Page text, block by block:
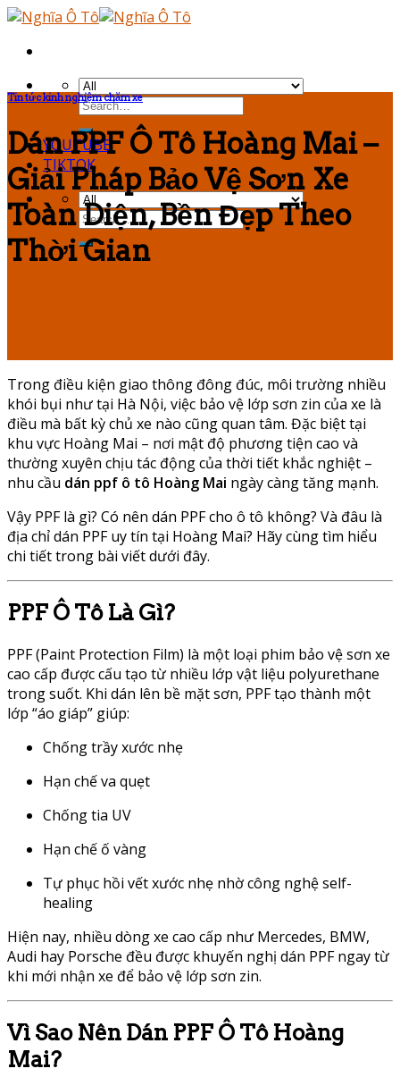
Skip
content
YOUTUBE
TIKTOK
Tin tức kinh nghiệm chăm xe
Dán PPF Ô Tô Hoàng Mai –
Giải Pháp Bảo Vệ Sơn Xe
Toàn Diện, Bền Đẹp Theo
Thời Gian
Trong điều kiện giao thông đông đúc, môi trường nhiều
khói bụi như tại Hà Nội, việc bảo vệ lớp sơn zin của xe là
điều mà bất kỳ chủ xe nào cũng quan tâm. Đặc biệt tại
khu vực Hoàng Mai – nơi mật độ phương tiện cao và
thường xuyên chịu tác động của thời tiết khắc nghiệt –
nhu cầu dán ppf ô tô Hoàng Mai ngày càng tăng mạnh.
Vậy PPF là gì? Có nên dán PPF cho ô tô không? Và đâu là
địa chỉ dán PPF uy tín tại Hoàng Mai? Hãy cùng tìm hiểu
chi tiết trong bài viết dưới đây.
PPF Ô Tô Là Gì?
PPF (Paint Protection Film) là một loại phim bảo vệ sơn xe
cao cấp được cấu tạo từ nhiều lớp vật liệu polyurethane
trong suốt. Khi dán lên bề mặt sơn, PPF tạo thành một
lớp “áo giáp” giúp:
Chống trầy xước nhẹ
Hạn chế va quẹt
Chống tia UV
Hạn chế ố vàng
Tự phục hồi vết xước nhẹ nhờ công nghệ self-
healing
Hiện nay, nhiều dòng xe cao cấp như Mercedes, BMW,
Audi hay Porsche đều được khuyến nghị dán PPF ngay từ
khi mới nhận xe để bảo vệ lớp sơn zin.
Vì Sao Nên Dán PPF Ô Tô Hoàng
Mai?